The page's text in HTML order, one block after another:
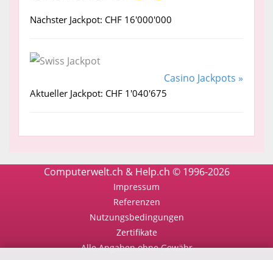
Nächster Jackpot: CHF 16'000'000
Casino Jackpots »
Aktueller Jackpot: CHF 1'040'675
Computerwelt.ch & Help.ch © 1996-2026
Impressum
Referenzen
Nutzungsbedingungen
Zertifikate
Alle Angaben ohne Gewähr